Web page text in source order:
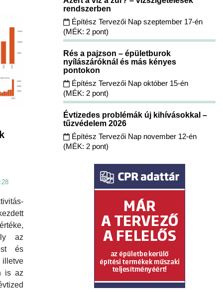
az
és
is az
rendszerben
Építész Tervezői Nap szeptember 17-én
(MÉK: 2 pont)
Rés a pajzson – épületburok
nyílászáróknál és más kényes
pontokon
Építész Tervezői Nap október 15-én
(MÉK: 2 pont)
Évtizedes problémák új kihívásokkal –
tűzvédelem 2026
Építész Tervezői Nap november 12-én
(MÉK: 2 pont)